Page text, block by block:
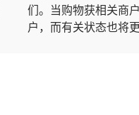
们。当购物获相关商
户，而有关状态也将更